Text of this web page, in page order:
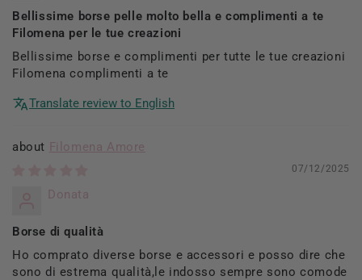
Bellissime borse pelle molto bella e complimenti a te
Filomena per le tue creazioni
Bellissime borse e complimenti per tutte le tue creazioni
Filomena complimenti a te
Translate review to English
Filomena Amore
07/12/2025
Donata
Borse di qualità
Ho comprato diverse borse e accessori e posso dire che
sono di estrema qualità,le indosso sempre sono comode